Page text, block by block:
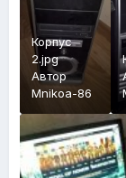
Корпус
2.jpg
Автор
Mnikoa-86